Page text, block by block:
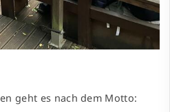
geht es nach dem Motto: